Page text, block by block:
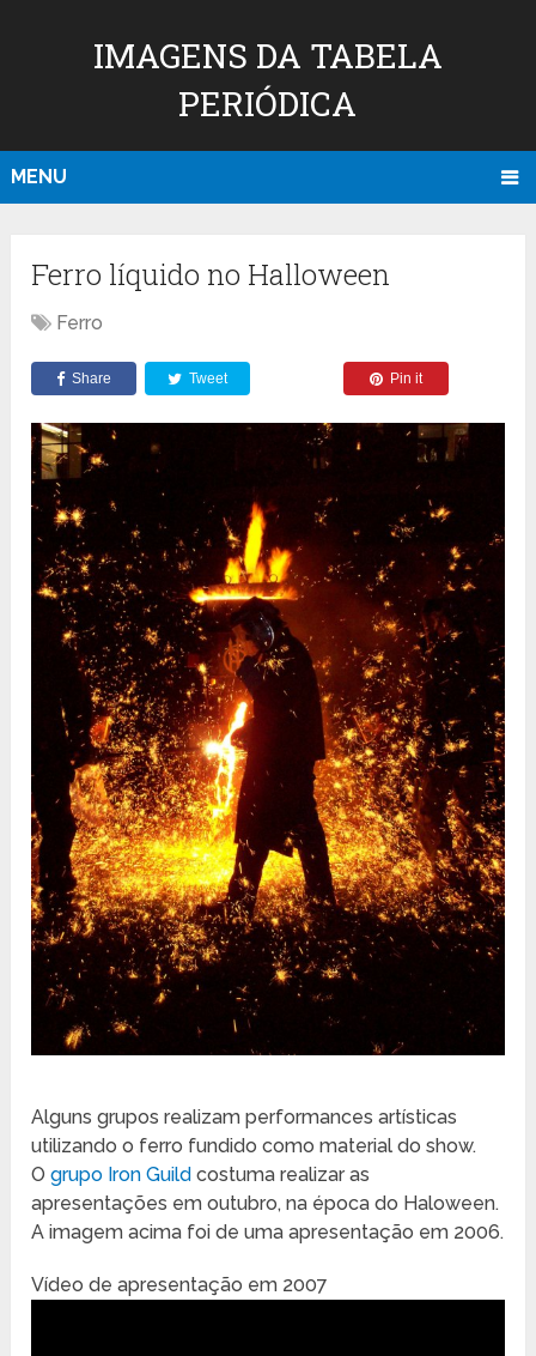
IMAGENS DA TABELA
PERIÓDICA
MENU
Ferro líquido no Halloween
Ferro
Share Tweet Pin it
Alguns grupos realizam performances artísticas
utilizando o ferro fundido como material do show.
Ogrupo Iron Guild costuma realizar as
apresentações em outubro, na época do Haloween.
A imagem acima foi de uma apresentação em 2006.
Vídeo de apresentação em 2007